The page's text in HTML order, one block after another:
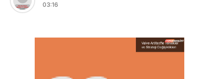
03:16